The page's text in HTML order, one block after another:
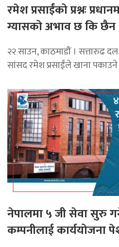
रमेश प्रसाईंको प्रश्नः
ग्यासको अभाव छ कि छैन
२२ साउन, काठमाडौं । सत्तारुढ दल
सांसद रमेश प्रसाईंले खाना
नेपालमा ५ जी सेवा सुरु
कम्पनीलाई कार्ययोजना